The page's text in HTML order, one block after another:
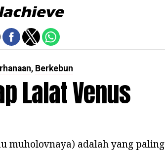
, Berkebun
Lalat Venus
muholovnaya) adalah yang paling